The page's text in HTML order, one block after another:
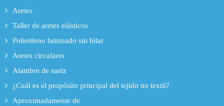
Aretes
Taller de aretes elásticos
Polietileno laminado sin hilar
Aretes circulares
Alambre de nariz
¿Cuál es el propósito principal del tejido no textil?
Aproximadamente de